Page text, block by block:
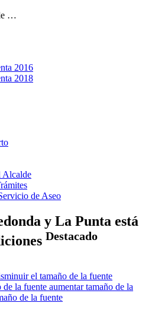
…
2016
2018
Alcalde
de Aseo
y La Punta está
Destacado
el tamaño de la fuente
aumentar tamaño de la